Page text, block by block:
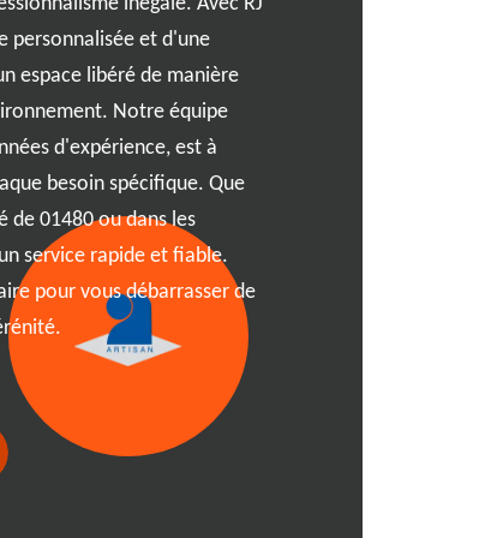
personnalisée et d'une
espace libéré de manière
Notre équipe
d'expérience, est à
besoin spécifique. Que
de 01480 ou dans les
service rapide et fiable.
pour vous débarrasser de